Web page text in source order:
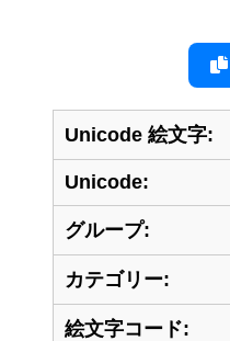
Unicode 絵文字:
Unicode:
グループ:
カテゴリー:
絵文字コード: